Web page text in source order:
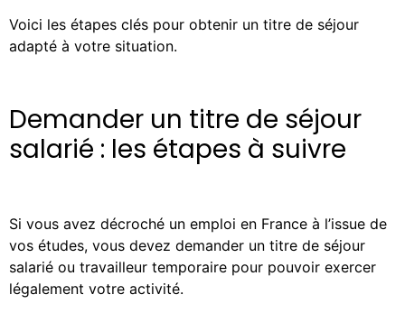
Voici les étapes clés pour obtenir un titre de séjour
adapté à votre situation.
Demander un titre de séjour
salarié : les étapes à suivre
Si vous avez décroché un emploi en France à l’issue de
vos études, vous devez demander un titre de séjour
salarié ou travailleur temporaire pour pouvoir exercer
légalement votre activité.